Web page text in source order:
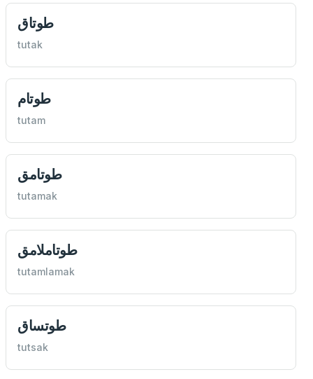
طوتاق
tutak
طوتام
tutam
طوتامق
tutamak
طوتاملامق
tutamlamak
طوتساق
tutsak